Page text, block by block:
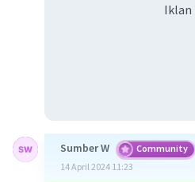
Iklan
Sumber W Community
14 April 2024 11:23